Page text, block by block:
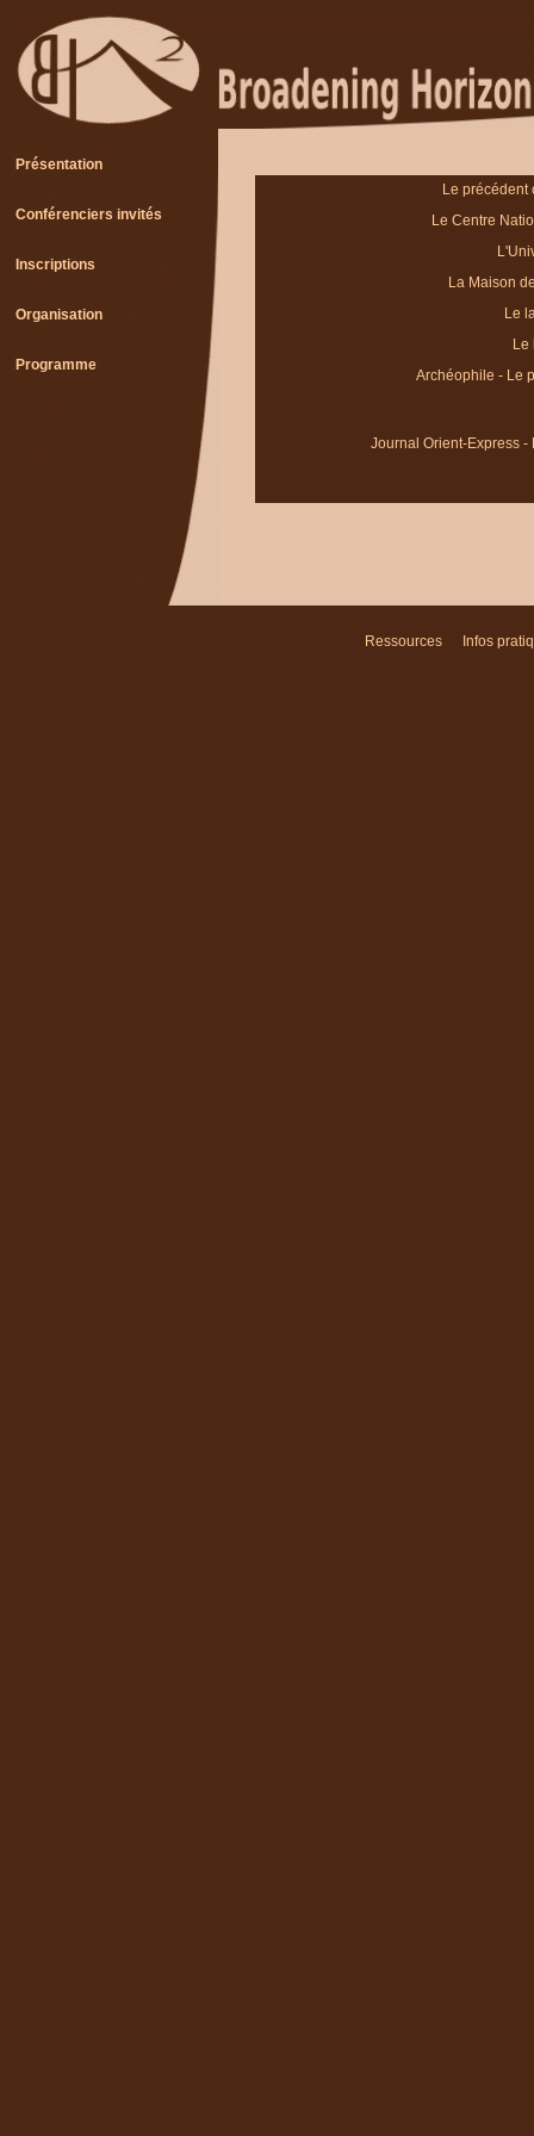
Le
Le Centre
La Maison
Le
Le
Archéophile - Le
Journal Orient-Express
Présentation
Conférenciers invités
Inscriptions
Organisation
Programme
Ressources Infos